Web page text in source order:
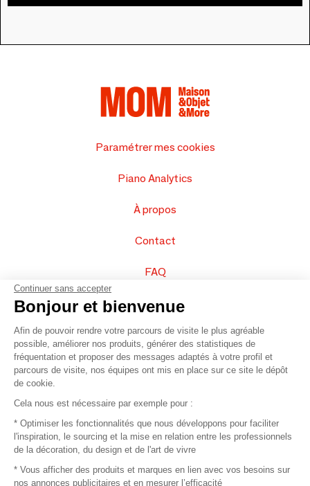
Paramétrer mes cookies
Piano Analytics
À propos
Contact
FAQ
Vendez vos produits
Plan du site
© 2016 –Organisation SAFI
Recrutement
Continuer sans accepter
Bonjour et bienvenue
Afin de pouvoir rendre votre parcours de visite le plus agréable
possible, améliorer nos produits, générer des statistiques de
fréquentation et proposer des messages adaptés à votre profil et
parcours de visite, nos équipes ont mis en place sur ce site le dépôt
de cookie.
Cela nous est nécessaire par exemple pour :
* Optimiser les fonctionnalités que nous développons pour faciliter
l'inspiration, le sourcing et la mise en relation entre les professionnels
de la décoration, du design et de l'art de vivre
* Vous afficher des produits et marques en lien avec vos besoins sur
nos annonces publicitaires et en mesurer l’efficacité